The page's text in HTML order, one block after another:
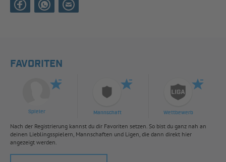
FAVORITEN
Spieler Mannschaft Wettbewerb
Nach der Registrierung kannst du dir Favoriten setzen. So bist du ganz nah an
deinen Lieblingsspielern, Mannschaften und Ligen, die dann direkt hier
angezeigt werden.